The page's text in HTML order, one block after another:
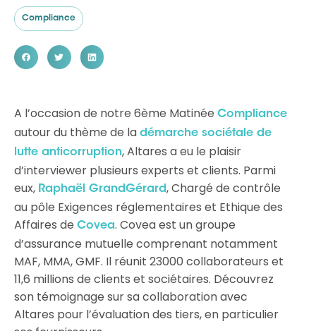
Compliance
A l’occasion de notre 6ème Matinée Compliance
autour du thème de la démarche sociétale de
lutte anticorruption, Altares a eu le plaisir
d’interviewer plusieurs experts et clients. Parmi
eux, Raphaël GrandGérard, Chargé de contrôle
au pôle Exigences réglementaires et Ethique des
Affaires de Covea. Covea est un groupe
d’assurance mutuelle comprenant notamment
MAF, MMA, GMF. Il réunit 23000 collaborateurs et
11,6 millions de clients et sociétaires. Découvrez
son témoignage sur sa collaboration avec
Altares pour l’évaluation des tiers, en particulier